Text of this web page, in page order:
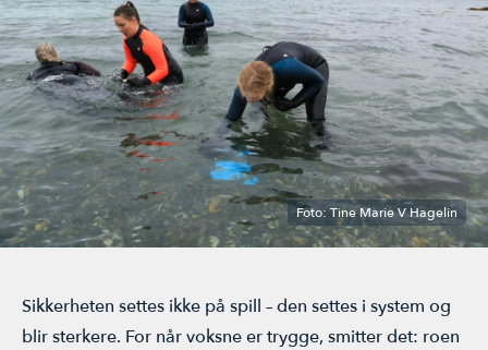
Foto: Tine Marie V Hagelin
Sikkerheten settes ikke på spill – den settes i system og
blir sterkere. For når voksne er trygge, smitter det: roen